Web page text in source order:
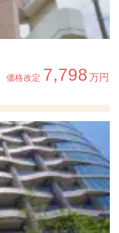
価格改定 7,798万円